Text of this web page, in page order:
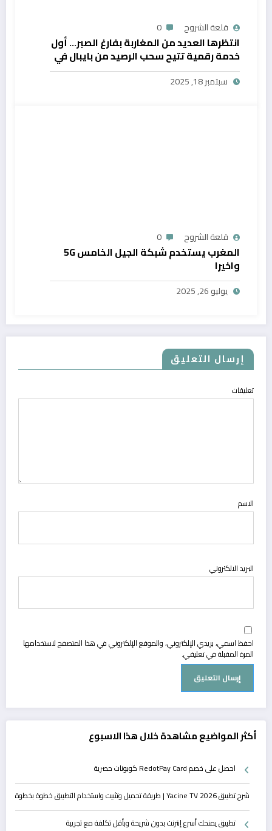
قلعة الشروح 0
انتظرها العديد من المغاربة بفارغ الصبر… أول
خدمة رقمية تتيح سحب الرصيد من بايبال في
المغرب
سبتمبر 18, 2025
قلعة الشروح 0
المغرب يستخدم شبكة الجيل الخامس 5G
واخيرا
يوليو 26, 2025
إرسال التعليق
تعليقات
الاسم
البريد الالكتروني
احفظ اسمي، بريدي الإلكتروني، والموقع الإلكتروني في هذا المتصفح لاستخدامها
المرة المقبلة في تعليقي.
أكثر المواضيع مشاهدة خلال هذا الاسبوع
احصل على خصم RedotPay Card كوبونات حصرية
شرح تطبيق Yacine TV 2026 | طريقة تحميل وتثبيت واستخدام التطبيق خطوة بخطوة
تطبيق يمنحك أسرع إنترنت بدون شريحة وبأقل تكلفة مع تجريبة